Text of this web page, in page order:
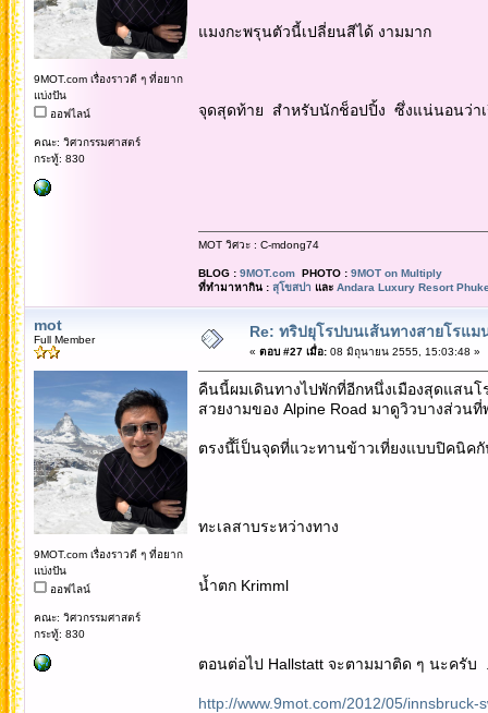
9MOT.com เรื่องราวดี ๆ ที่อยาก
แบ่งปัน
ออฟไลน์
คณะ: วิศวกรรมศาสตร์
กระทู้: 830
แมงกะพรุนตัวนี้เปลี่ยนสีได้ งามมาก
จุดสุดท้าย สำหรับนักช็อปปิ้ง ซึ่งแน่นอนว่าเ
MOT วิศวะ : C-mdong74
BLOG : 9MOT.comPHOTO : 9MOT on Multiply
ที่ทำมาหากิน : สุโขสปา และ Andara Luxury Resort
mot
Full Member
9MOT.com เรื่องราวดี ๆ ที่อยาก
แบ่งปัน
ออฟไลน์
คณะ: วิศวกรรมศาสตร์
กระทู้: 830
Re: ทริปยุโรปบนเส้นทางสายโรแม
« ตอบ #27 เมื่อ:08 มิถุนายน 2555, 15:03:48 »
คืนนี้ผมเดินทางไปพักที่อีกหนึ่งเมืองสุดแสน
สวยงามของ Alpine Road มาดูวิวบางส่วน
ตรงนี้เ็ป็นจุดที่แวะทานข้าวเที่ยงแบบปิคนิค
ทะเลสาบระหว่างทาง
น้ำตก Krimml
ตอนต่อไป Hallstatt จะตามมาติด ๆ นะครับ
http://www.9mot.com/2012/05/innsbruck-